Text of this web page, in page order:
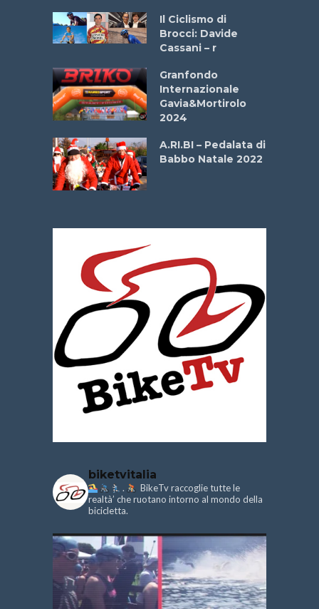
Il Ciclismo di
Brocci: Davide
Cassani – r
Granfondo
Internazionale
Gavia&Mortirolo
2024
A.RI.BI – Pedalata di
Babbo Natale 2022
biketvitalia
.
BikeTv raccoglie tutte le
realtà’ che ruotano intorno al mondo della
bicicletta.